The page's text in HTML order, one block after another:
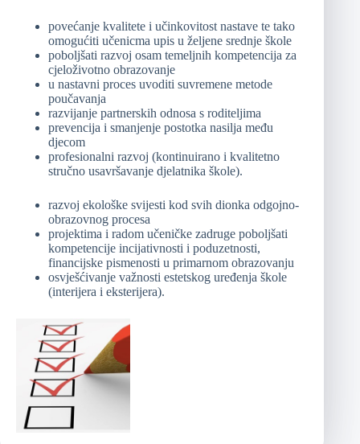
povećanje kvalitete i učinkovitost nastave te tako
omogućiti učenicma upis u željene srednje škole
poboljšati razvoj osam temeljnih kompetencija za
cjeloživotno obrazovanje
u nastavni proces uvoditi suvremene metode
poučavanja
razvijanje partnerskih odnosa s roditeljima
prevencija i smanjenje postotka nasilja među
djecom
profesionalni razvoj (kontinuirano i kvalitetno
stručno usavršavanje djelatnika škole).
razvoj ekološke svijesti kod svih dionka odgojno-
obrazovnog procesa
projektima i radom učeničke zadruge poboljšati
kompetencije incijativnosti i poduzetnosti,
financijske pismenosti u primarnom obrazovanju
osvješćivanje važnosti estetskog uređenja škole
(interijera i eksterijera).